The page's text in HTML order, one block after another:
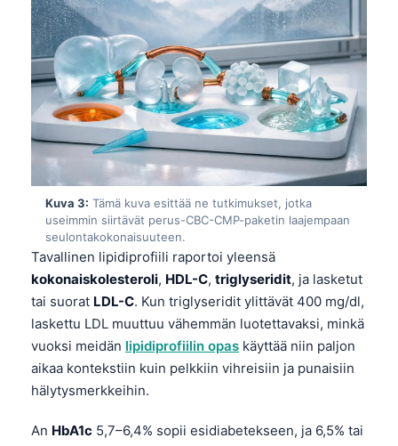
Kuva 3: Tämä kuva esittää ne tutkimukset, jotka
useimmin siirtävät perus-CBC-CMP-paketin laajempaan
seulontakokonaisuuteen.
Tavallinen lipidiprofiili raportoi yleensä
kokonaiskolesteroli, HDL-C, triglyseridit, ja lasketut
tai suorat LDL-C. Kun triglyseridit ylittävät 400 mg/dl,
laskettu LDL muuttuu vähemmän luotettavaksi, minkä
vuoksi meidän lipidiprofiilin opas käyttää niin paljon
aikaa kontekstiin kuin pelkkiin vihreisiin ja punaisiin
hälytysmerkkeihin.
An HbA1c 5,7–6,4% sopii esidiabetekseen, ja 6,5% tai